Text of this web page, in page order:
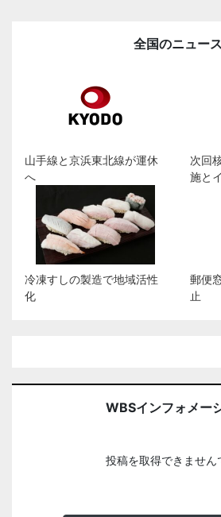
全国のニュース
山手線と京浜東北線が運休
へ
次回
施と
冷凍すしの製造で地域活性
化
郵便
止
WBSインフォメー
投稿を取得できません